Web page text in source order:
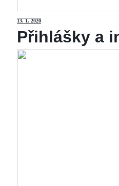
13. 1. 2020
Přihlášky a